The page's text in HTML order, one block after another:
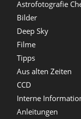
Astrofotografie
Bilder
Deep Sky
Filme
Tipps
Aus alten Zeiten
CCD
Interne
Anleitungen